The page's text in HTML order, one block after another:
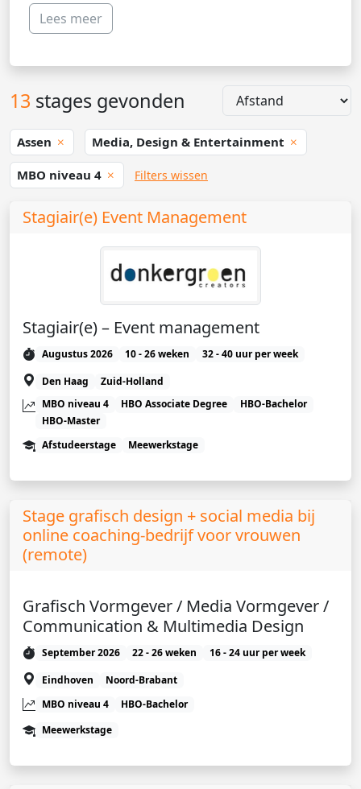
Lees meer
13 stages gevonden
Assen Media, Design & Entertainment
MBO niveau 4 Filters wissen
Stagiair(e) Event Management
Stagiair(e) – Event management
Augustus 2026 10 - 26 weken
32 - 40 uur per week
Den Haag
Zuid-Holland
MBO niveau 4
HBO Associate Degree
HBO-Bachelor
HBO-Master
Afstudeerstage
Meewerkstage
Stage grafisch design + social media bij
online coaching-bedrijf voor vrouwen
(remote)
Grafisch Vormgever / Media Vormgever /
Communication & Multimedia Design
September 2026 22 - 26 weken
16 - 24 uur per week
Eindhoven
Noord-Brabant
MBO niveau 4
HBO-Bachelor
Meewerkstage